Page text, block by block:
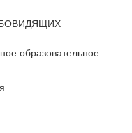
образовательное